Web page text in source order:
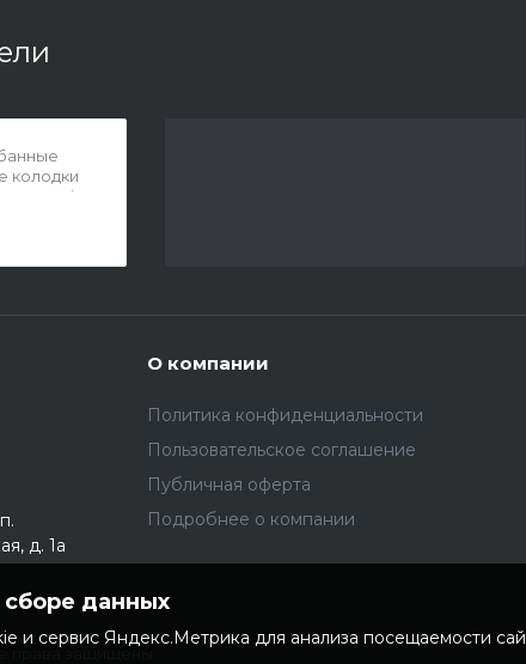
колодки
0038 (G-
д. 1а
О компании
Политика конфиденциальности
Пользовательское соглашение
Публичная оферта
Подробнее о компании
права защищены.
данных
и сервис Яндекс.Метрика для анализа посещаемости